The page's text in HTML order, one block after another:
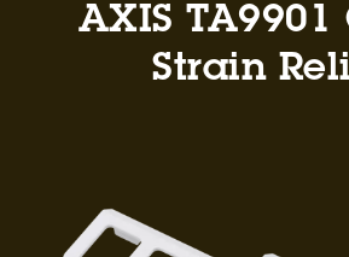
AXIS TA9901
Strain